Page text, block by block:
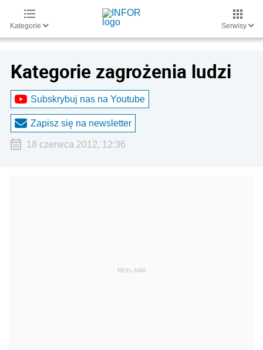
Kategorie Serwisy
Kategorie zagrożenia ludzi
Subskrybuj nas na Youtube
Zapisz się na newsletter
18 czerwca 2012, 12:36